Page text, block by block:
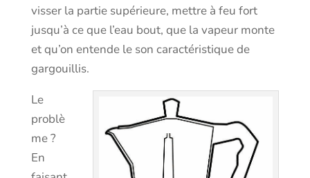
visser la partie supérieure, mettre à feu fort
jusqu’à ce que l’eau bout, que la vapeur monte
et qu’on entende le son caractéristique de
gargouillis.
Le
problè
me ?
En